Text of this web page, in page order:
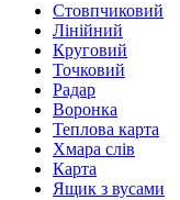
Стовпчиковий
Лінійний
Круговий
Точковий
Радар
Воронка
Теплова карта
Хмара слів
Карта
Ящик з вусами